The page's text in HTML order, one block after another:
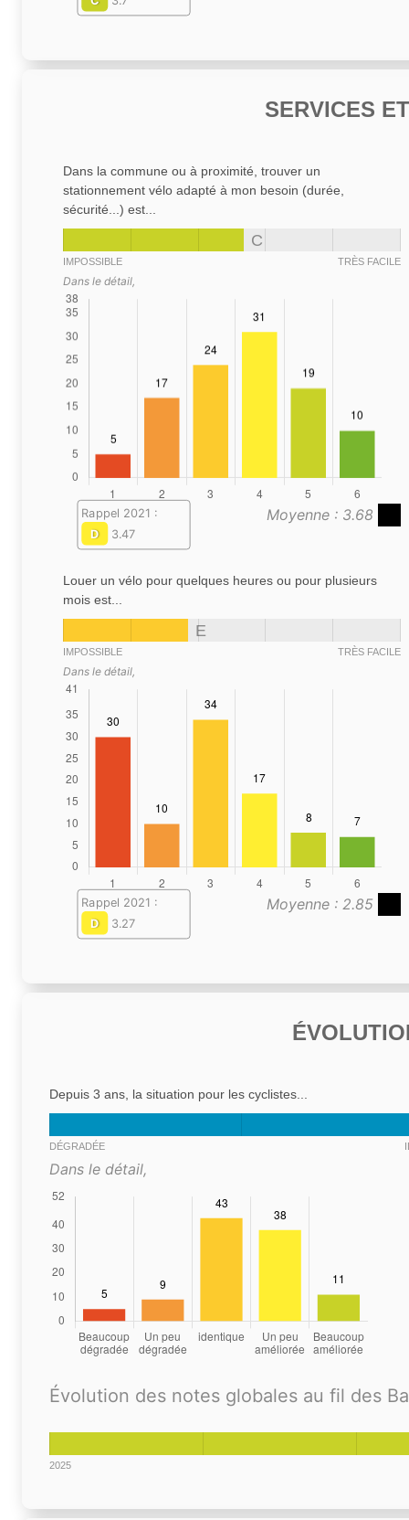
SERVICES
Dans la commune ou à proximité, trouver un
stationnement vélo adapté à mon besoin (durée,
sécurité...) est...
C
IMPOSSIBLE TRÈS FACILE
Dans le détail,
Moyenne : 3.68
Rappel 2021 :
D
3.47
Louer un vélo pour quelques heures ou pour plusieurs
mois est...
E
IMPOSSIBLE TRÈS FACILE
Dans le détail,
Moyenne : 2.85
Rappel 2021 :
D
3.27
Depuis 3 ans, la situation pour les cyclistes...
DÉGRADÉE
Dans le détail,
Évolution des notes globales au fil des
2025